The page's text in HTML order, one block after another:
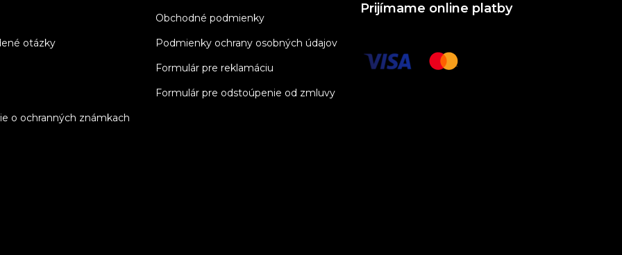
otázky
o ochranných známkach
Obchodné podmienky
Podmienky ochrany osobných údajov
Formulár pre reklamáciu
Formulár pre odstoúpenie od zmluvy
Prijímame online platby